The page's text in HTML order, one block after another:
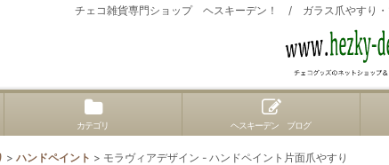
チェコ雑貨専門ショップ ヘスキーデン！ / ガラス爪やすり・
カテゴリ ヘスキーデン ブログ
> ハンドペイント > モラヴィアデザイン - ハンドペイント片面爪やすり